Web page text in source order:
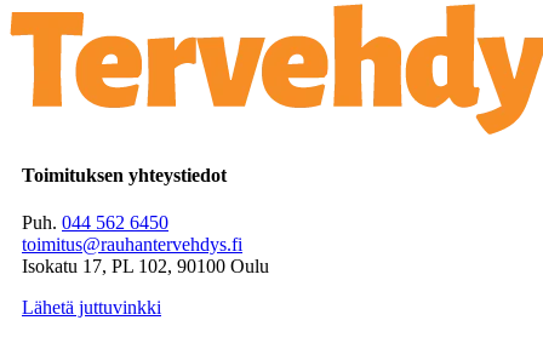
Toimituksen yhteystiedot
Puh. 044 562 6450
toimitus@rauhantervehdys.fi
Isokatu 17, PL 102, 90100 Oulu
Lähetä juttuvinkki